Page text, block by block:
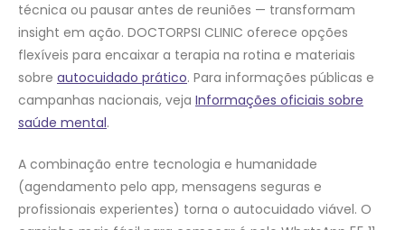
técnica ou pausar antes de reuniões — transformam
insight em ação. DOCTORPSI CLINIC oferece opções
flexíveis para encaixar a terapia na rotina e materiais
sobre autocuidado prático. Para informações públicas e
campanhas nacionais, veja Informações oficiais sobre
saúde mental.
A combinação entre tecnologia e humanidade
(agendamento pelo app, mensagens seguras e
profissionais experientes) torna o autocuidado viável. O